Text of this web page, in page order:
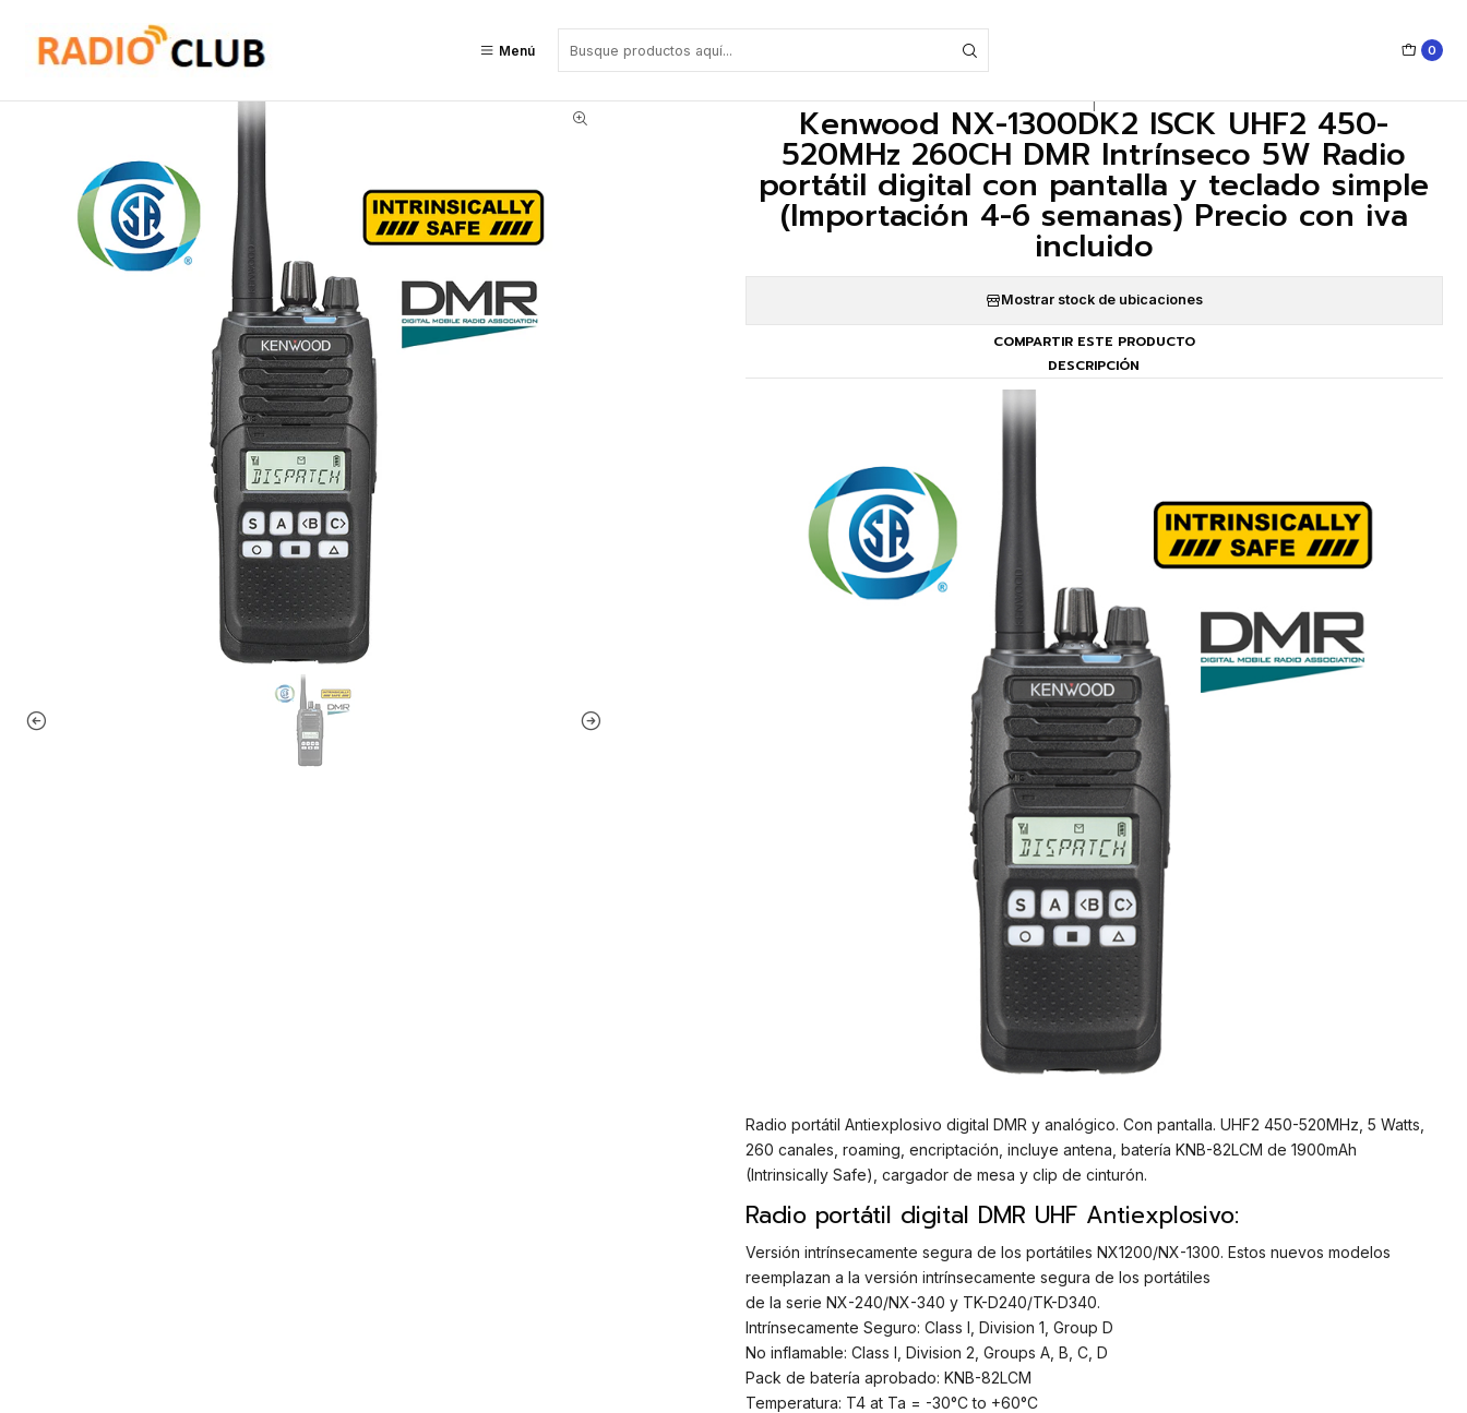
Menú 0
Rango UHF Alto 400-520 Mhz (Rango frecuencia Industrial)
Kenwood NX-1300DK2 ISCK UHF2 450-520MHz 260CH DMR Intrínseco 5W Radio portátil digital con pantalla y teclado simple (Importación 4-6 semanas) Precio con iva incluido
|
Kenwood NX-1300DK2 ISCK UHF2 450-
520MHz 260CH DMR Intrínseco 5W Radio
portátil digital con pantalla y teclado simple
(Importación 4-6 semanas) Precio con iva
incluido
Mostrar stock de ubicaciones
COMPARTIR ESTE PRODUCTO
DESCRIPCIÓN
Radio portátil Antiexplosivo digital DMR y analógico. Con pantalla. UHF2 450-520MHz, 5 Watts,
260 canales, roaming, encriptación, incluye antena, batería KNB-82LCM de 1900mAh
(Intrinsically Safe), cargador de mesa y clip de cinturón.
Radio portátil digital DMR UHF Antiexplosivo:
Versión intrínsecamente segura de los portátiles NX1200/NX-1300. Estos nuevos modelos
reemplazan a la versión intrínsecamente segura de los portátiles
de la serie NX-240/NX-340 y TK-D240/TK-D340.
Intrínsecamente Seguro: Class I, Division 1, Group D
No inflamable: Class I, Division 2, Groups A, B, C, D
Pack de batería aprobado: KNB-82LCM
Temperatura: T4 at Ta = -30°C to +60°C